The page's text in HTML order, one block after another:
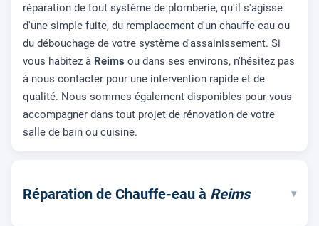
réparation de tout système de plomberie, qu'il s'agisse
d'une simple fuite, du remplacement d'un chauffe-eau ou
du débouchage de votre système d'assainissement. Si
vous habitez à Reims ou dans ses environs, n'hésitez pas
à nous contacter pour une intervention rapide et de
qualité. Nous sommes également disponibles pour vous
accompagner dans tout projet de rénovation de votre
salle de bain ou cuisine.
Réparation de Chauffe-eau à Reims ▾